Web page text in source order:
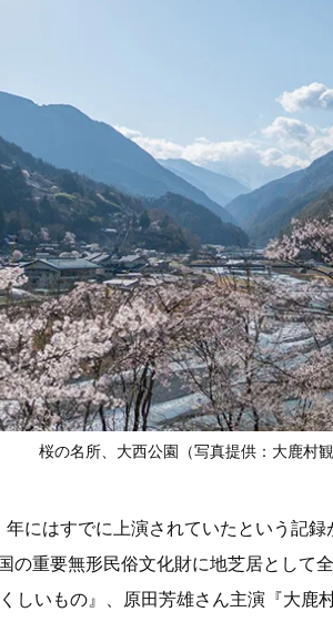
桜の名所、大西公園（写真提供：大鹿村観
にはすでに上演されていたという記
の重要無形民俗文化財に地芝居として
しいもの』、原田芳雄さん主演『大鹿